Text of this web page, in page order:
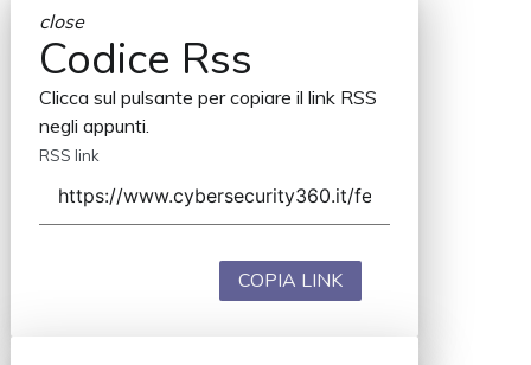
close
Codice Rss
Clicca sul pulsante per copiare il link RSS
negli appunti.
RSS link
COPIA LINK